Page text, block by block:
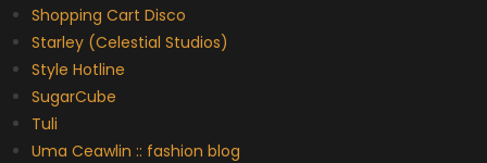
Shopping Cart Disco
Starley (Celestial Studios)
Style Hotline
SugarCube
Tuli
Uma Ceawlin :: fashion blog